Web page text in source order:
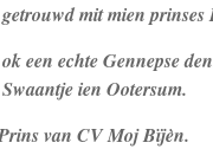
getrouwd mit mien prinses
ok een echte Gennepse
Swaantje ien Ootersum.
van CV Moj Bïjèn.